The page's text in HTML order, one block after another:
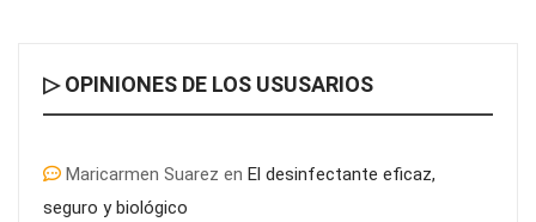
▷ OPINIONES DE LOS USUSARIOS
Maricarmen Suarez en El desinfectante eficaz,
seguro y biológico